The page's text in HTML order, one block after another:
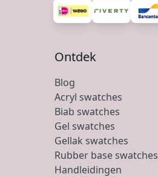
Ontdek
Blog
Acryl swatches
Biab swatches
Gel swatches
Gellak swatches
Rubber base swatches
Handleidingen